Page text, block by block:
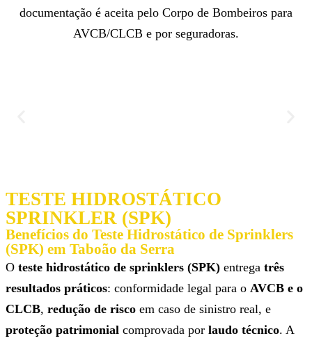
documentação é aceita pelo Corpo de Bombeiros para
AVCB/CLCB e por seguradoras.
TESTE HIDROSTÁTICO
SPRINKLER (SPK)
Benefícios do Teste Hidrostático de Sprinklers
(SPK) em Taboão da Serra
O teste hidrostático de sprinklers (SPK) entrega três
resultados práticos: conformidade legal para o AVCB e o
CLCB, redução de risco em caso de sinistro real, e
proteção patrimonial comprovada por laudo técnico. A